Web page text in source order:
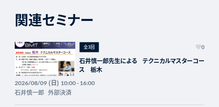
関連セミナー
全3回 0
石井慎一郎先生による テクニカルマスターコー
ス 栃木
2026/08/09(日) 10:00 - 16:00
石井慎一郎 外部決済